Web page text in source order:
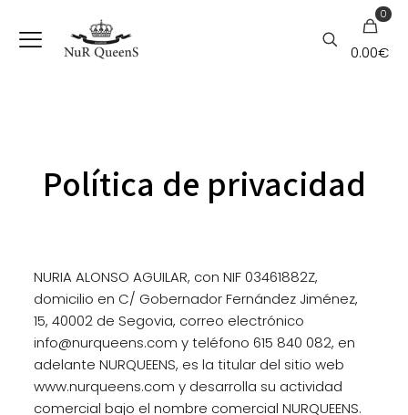
0
0.00€
Política de privacidad
NURIA ALONSO AGUILAR, con NIF 03461882Z,
domicilio en C/ Gobernador Fernández Jiménez,
15, 40002 de Segovia, correo electrónico
info@nurqueens.com y teléfono 615 840 082, en
adelante NURQUEENS, es la titular del sitio web
www.nurqueens.com y desarrolla su actividad
comercial bajo el nombre comercial NURQUEENS.